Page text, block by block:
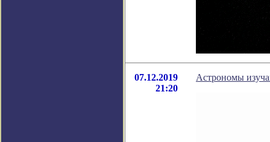
07.12.2019
21:20
Астрономы